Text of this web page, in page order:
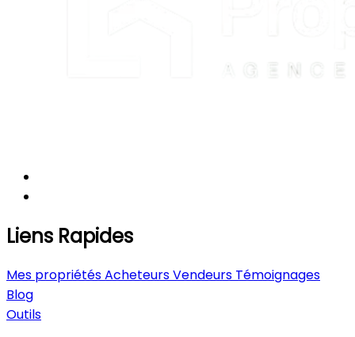
Liens Rapides
Mes propriétésAcheteursVendeurs Témoignages
Blog
Outils